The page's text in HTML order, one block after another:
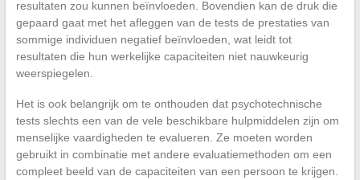
resultaten zou kunnen beïnvloeden. Bovendien kan de druk die
gepaard gaat met het afleggen van de tests de prestaties van
sommige individuen negatief beïnvloeden, wat leidt tot
resultaten die hun werkelijke capaciteiten niet nauwkeurig
weerspiegelen.
Het is ook belangrijk om te onthouden dat psychotechnische
tests slechts een van de vele beschikbare hulpmiddelen zijn om
menselijke vaardigheden te evalueren. Ze moeten worden
gebruikt in combinatie met andere evaluatiemethoden om een
compleet beeld van de capaciteiten van een persoon te krijgen.